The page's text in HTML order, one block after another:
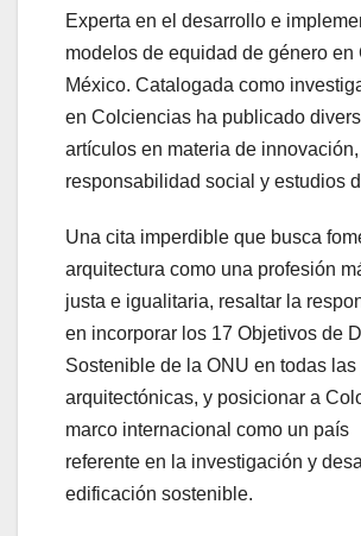
Experta en el desarrollo e
modelos de equidad de género en
México. Catalogada como
en Colciencias ha publicado
artículos en materia de innovación,
responsabilidad social y estudios
Una cita imperdible que busca
arquitectura como una profesión
justa e igualitaria, resaltar la
en incorporar los 17 Objetivos de
Sostenible de la ONU en todas las
arquitectónicas, y posicionar a
marco internacional como un país
referente en la investigación y
edificación sostenible.